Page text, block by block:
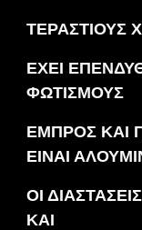
ΤΕΡΑΣΤΙΟΥΣ
ΕΧΕΙ
ΦΩΤΙΣΜΟΥΣ
ΕΜΠΡΟΣ ΚΑΙ
ΕΙΝΑΙ
ΟΙ
ΚΑΙ